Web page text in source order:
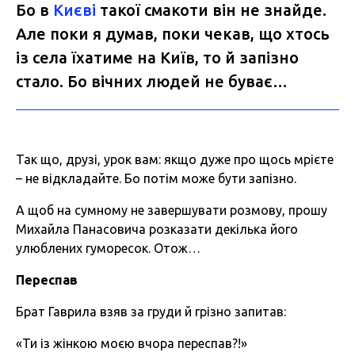
Бо в Києві такої смакоти він не знайде.
Але поки я думав, поки чекав, що хтось
із села їхатиме на Київ, то й запізно
стало. Бо вічних людей не буває…
Так що, друзі, урок вам: якщо дуже про щось мрієте
– не відкладайте. Бо потім може бути запізно.
А щоб на сумному не завершувати розмову, прошу
Михайла Панасовича розказати декілька його
улюблених гуморесок. Отож…
Переспав
Брат Гаврила взяв за груди й грізно запитав:
«Ти із жінкою моєю вчора переспав?!»